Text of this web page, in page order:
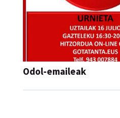
Odol-emaileak